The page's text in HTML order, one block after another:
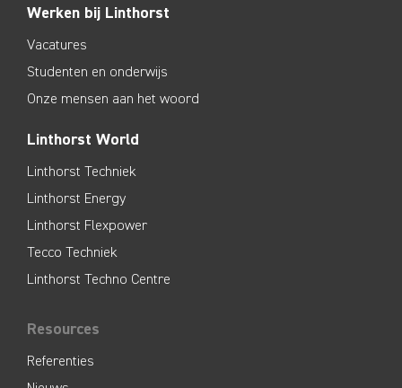
Werken bij Linthorst
Vacatures
Studenten en onderwijs
Onze mensen aan het woord
Linthorst World
Linthorst Techniek
Linthorst Energy
Linthorst Flexpower
Tecco Techniek
Linthorst Techno Centre
Resources
Referenties